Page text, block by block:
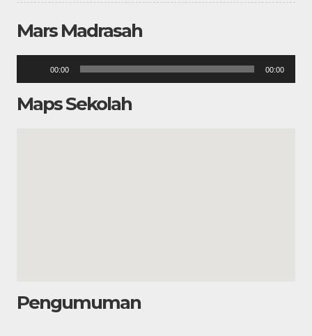
Mars Madrasah
00:00 00:00
Maps Sekolah
Pengumuman